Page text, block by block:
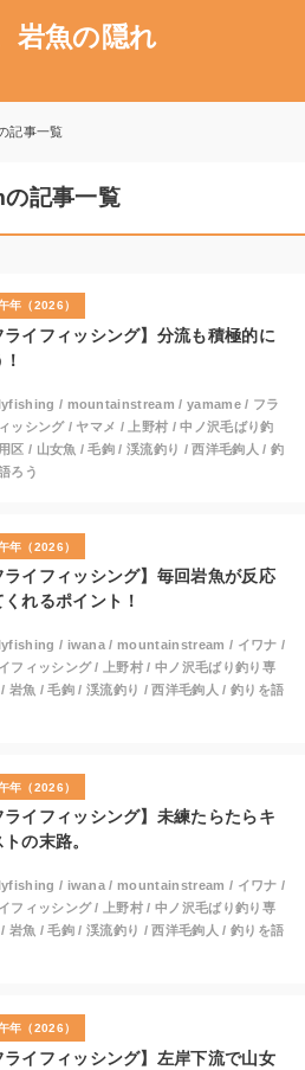
岩魚の隠れ
記事一覧
記事一覧
年（2026）
ライフィッシング】分流も積極的に
/ mountainstream / yamame/ フラ
ッシング/ ヤマメ / 上野村 /中ノ沢毛ばり釣
区 / 山女魚 /毛鉤 /渓流釣り /西洋毛鉤人 / 釣
ろう
年（2026）
ライフィッシング】毎回岩魚が反応
くれるポイント！
/ iwana /mountainstream / イワナ /
フィッシング/ 上野村 /中ノ沢毛ばり釣り専
/ 岩魚 /毛鉤 /渓流釣り /西洋毛鉤人 / 釣りを語
年（2026）
ライフィッシング】未練たらたらキ
トの末路。
/ iwana /mountainstream / イワナ /
フィッシング/上野村 /中ノ沢毛ばり釣り専
岩魚 /毛鉤 /渓流釣り /西洋毛鉤人 / 釣りを語
年（2026）
ライフィッシング】左岸下流で山女